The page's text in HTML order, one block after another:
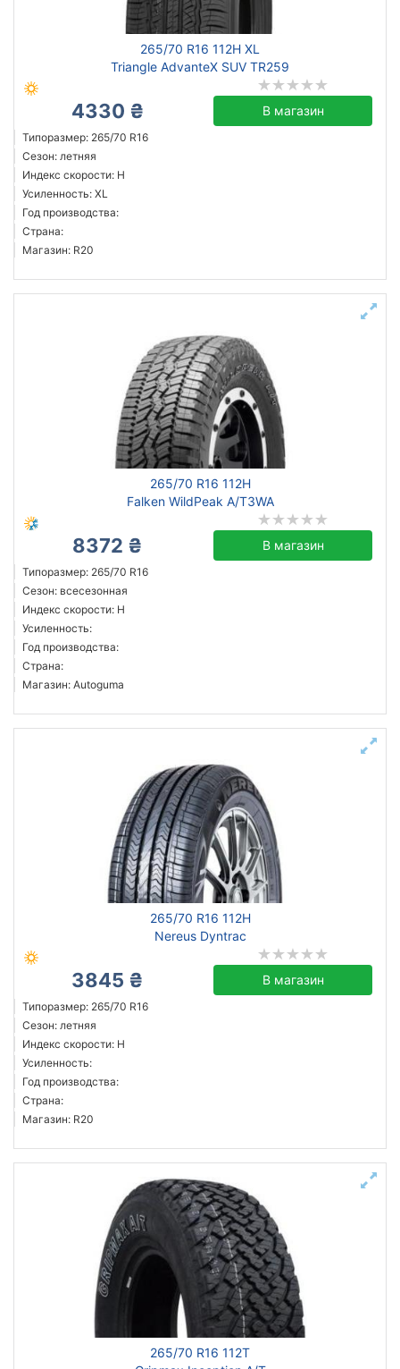
265/70 R16 112H XL
Triangle AdvanteX SUV TR259
4330 ₴ В магазин
Типоразмер: 265/70 R16
Сезон: летняя
Индекс скорости: H
Усиленность: XL
Год производства:
Страна:
Магазин: R20
265/70 R16 112H
Falken WildPeak A/T3WA
8372 ₴ В магазин
Типоразмер: 265/70 R16
Сезон: всесезонная
Индекс скорости: H
Усиленность:
Год производства:
Страна:
Магазин: Autoguma
265/70 R16 112H
Nereus Dyntrac
3845 ₴ В магазин
Типоразмер: 265/70 R16
Сезон: летняя
Индекс скорости: H
Усиленность:
Год производства:
Страна:
Магазин: R20
265/70 R16 112T